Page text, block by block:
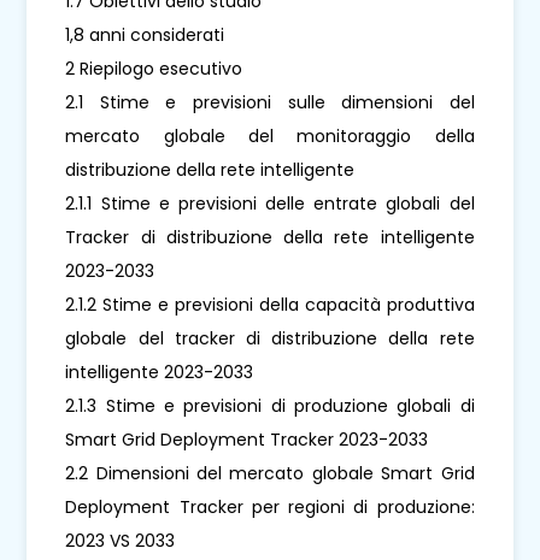
1,8 anni considerati
2 Riepilogo esecutivo
2.1 Stime e previsioni sulle dimensioni del
mercato globale del monitoraggio della
distribuzione della rete intelligente
2.1.1 Stime e previsioni delle entrate globali del
Tracker di distribuzione della rete intelligente
2023-2033
2.1.2 Stime e previsioni della capacità produttiva
globale del tracker di distribuzione della rete
intelligente 2023-2033
2.1.3 Stime e previsioni di produzione globali di
Smart Grid Deployment Tracker 2023-2033
2.2 Dimensioni del mercato globale Smart Grid
Deployment Tracker per regioni di produzione:
2023 VS 2033